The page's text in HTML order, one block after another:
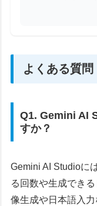
よくある質問
Q1. Gemini AI
すか？
Gemini AI Studioに
る回数や生成でき
像生成や日本語入